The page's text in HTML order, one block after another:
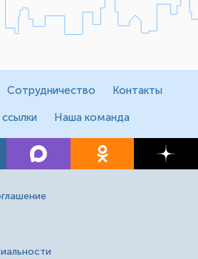
Сотрудничество Контакты
Наша команда